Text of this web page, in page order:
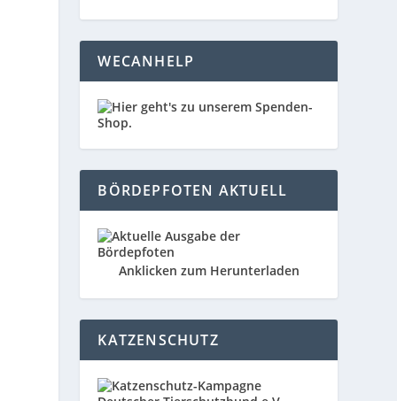
WECANHELP
BÖRDEPFOTEN AKTUELL
Anklicken zum Herunterladen
KATZENSCHUTZ